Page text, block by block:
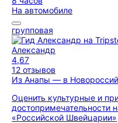
На автомобиле
групповая
Александр
4,67
12 отзывов
Из Анапы — в
Оценить культурные и
достопримечательности
«Российской Швейцарии»